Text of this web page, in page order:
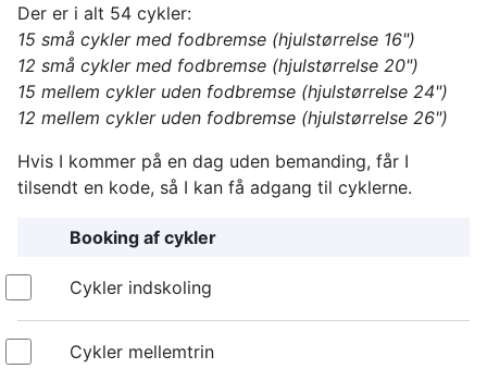
Der er i alt 54 cykler:
15 små cykler med fodbremse (hjulstørrelse 16")
12 små cykler med fodbremse (hjulstørrelse 20")
15 mellem cykler uden fodbremse (hjulstørrelse 24")
12 mellem cykler uden fodbremse (hjulstørrelse 26")
Hvis I kommer på en dag uden bemanding, får I
tilsendt en kode, så I kan få adgang til cyklerne.
Booking af cykler
Cykler
indskoling
Cykler indskoling
Cykler
mellemtrin
Cykler mellemtrin